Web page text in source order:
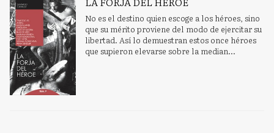
No es el destino quien escoge a los héroes, sino
que su mérito proviene del modo de ejercitar su
libertad. Así lo demuestran estos once héroes
que supieron elevarse sobre la median...